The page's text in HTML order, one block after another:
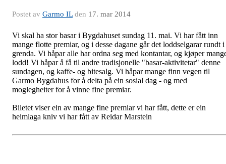
Postet av Garmo ILden 17. mar 2014
Vi skal ha stor basar i Bygdahuset sundag 11. mai. Vi har fått inn
mange flotte premiar, og i desse dagane går det loddselgarar rundt i
grenda. Vi håpar alle har ordna seg med kontantar, og kjøper
lodd! Vi håpar å få til andre tradisjonelle "basar-aktivitetar" denne
sundagen, og kaffe- og bitesalg. Vi håpar mange finn vegen til
Garmo Bygdahus for å delta på ein sosial dag - og med
moglegheiter for å vinne fine premiar.
Biletet viser ein av mange fine premiar vi har fått, dette er ein
heimlaga kniv vi har fått av Reidar Marstein